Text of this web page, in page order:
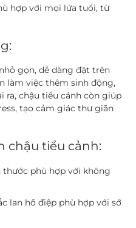
hợp với mọi lứa tuổi, từ
gọn, dễ dàng đặt trên
làm việc thêm sinh động,
ra, chậu tiểu cảnh còn giúp
tạo cảm giác thư giãn
chậu tiểu cảnh:
thước phù hợp với không
lan hồ điệp phù hợp với sở